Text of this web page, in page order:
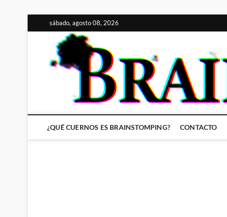
al
contenido
sábado, agosto 08, 2026
¿QUÉ CUERNOS ES BRAINSTOMPING? CONTACTO